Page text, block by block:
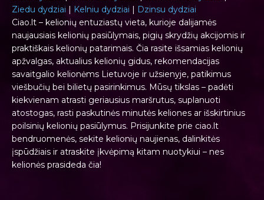
Ziedu dydziai | Kelniu dydziai | Dzinsu dydziai
Ciao.lt – kelionių entuziastų vieta, kurioje dalijamės
naujausiais kelionių pasiūlymais, pigių skrydžių akcijomis ir
praktiškais kelionių patarimais. Čia rasite išsamias kelionių
apžvalgas, aktualius kelionių gidus, rekomendacijas
savaitgalio kelionėms Lietuvoje ir užsienyje, patikimus
viešbučių bei bilietų pasirinkimus. Mūsų tikslas – padėti
kiekvienam atrasti geriausius maršrutus, suplanuoti
atostogas, rasti paskutinės minutės keliones ar išskirtinius
poilsinių kelionių pasiūlymus. Prisijunkite prie ciao.lt
bendruomenės, sekite kelionių naujienas, dalinkitės
įspūdžiais ir atraskite įkvėpimą kitam nuotykiui – nes
kelionės prasideda čia!